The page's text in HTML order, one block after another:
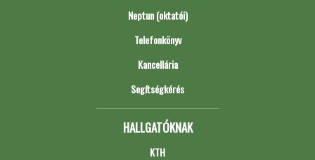
Neptun (oktatói)
Telefonkönyv
Kancellária
Segítségkérés
HALLGATÓKNAK
KTH